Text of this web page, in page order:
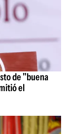
de "buena
el